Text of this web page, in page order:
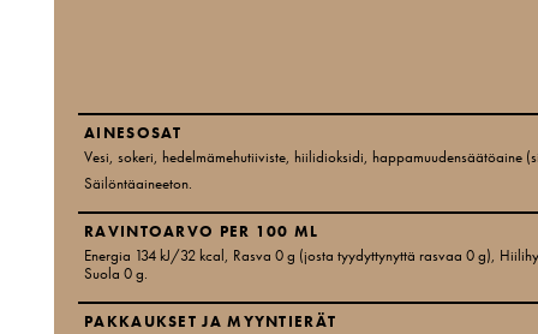
AINESOSAT
Vesi, sokeri, hedelmämehutiiviste, hiilidioksidi, happamuudensäätöaine
Säilöntäaineeton.
RAVINTOARVO PER 100 ML
Energia 134 kJ/32 kcal, Rasva 0 g (josta tyydyttynyttä rasvaa 0 g),
Suola 0 g.
PAKKAUKSET JA MYYNTIERÄT